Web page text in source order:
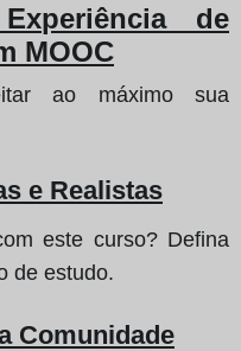
de
MOOC
ao máximo sua
e Realistas
este curso? Defina
de estudo.
Comunidade